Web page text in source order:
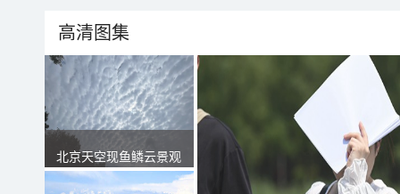
高清图集
北京天空现鱼鳞云景观